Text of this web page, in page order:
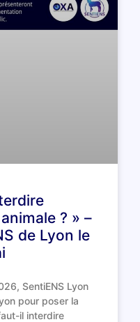
? » –
de Lyon le
SentiENS Lyon
pour poser la
il interdire